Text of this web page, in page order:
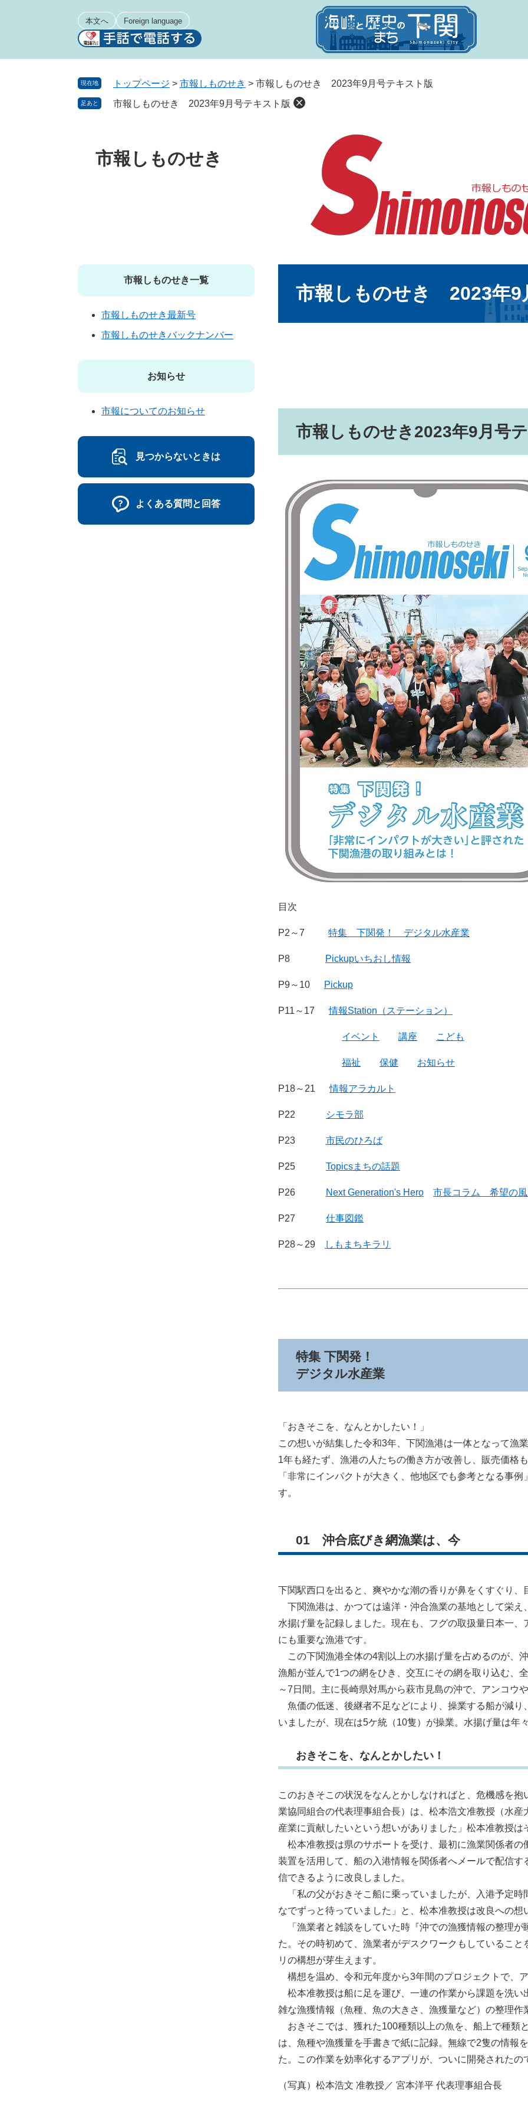
本文へ Foreign language
現在地 トップページ > 市報しものせき > 市報しものせき 2023年9月号テキスト版
足あと 市報しものせき 2023年9月号テキスト版
市報しものせき
市報しものせき 2023年9
市報しものせき2023年9月号
目次
P2～7 特集 下関発！ デジタル水産業
P8 Pickupいちおし情報
P9～10 Pickup
P11～17情報Station（ステーション）
イベント 講座 こども
福祉 保健 お知らせ
P18～21情報アラカルト
P22 シモラ部
P23 市民のひろば
P25 Topicsまちの話題
P26 Next Generation's Hero 市長コラム 希望の風
P27 仕事図鑑
P28～29 しもまちキラリ
特集 下関発！
デジタル水産業
「おきそこを、なんとかしたい！」
この想いが結集した令和3年、下関漁港は一体となって漁
1年も経たず、漁港の人たちの働き方が改善し、販売価格も
「非常にインパクトが大きく、他地区でも参考となる事
す。
01 沖合底びき網漁業は、今
下関駅西口を出ると、爽やかな潮の香りが鼻をくすぐり、
下関漁港は、かつては遠洋・沖合漁業の基地として栄え
水揚げ量を記録しました。現在も、フグの取扱量日本一
にも重要な漁港です。
この下関漁港全体の4割以上の水揚げ量を占めるのが、
漁船が並んで1つの網をひき、交互にその網を取り込む、
～7日間。主に長崎県対馬から萩市見島の沖で、アンコウ
魚価の低迷、後継者不足などにより、操業する船が減り
いましたが、現在は5ケ統（10隻）が操業。水揚げ量は年
おきそこを、なんとかしたい！
このおきそこの状況をなんとかしなければと、危機感を
業協同組合の代表理事組合長）は、松本浩文准教授（水
産業に貢献したいという想いがありました」松本准教授は
松本准教授は県のサポートを受け、最初に漁業関係者の
装置を活用して、船の入港情報を関係者へメールで配信
信できるように改良しました。
「私の父がおきそこ船に乗っていましたが、入港予定時
なでずっと待っていました」と、松本准教授は改良への想
「漁業者と雑談をしていた時『沖での漁獲情報の整理が
た。その時初めて、漁業者がデスクワークもしているこ
リの構想が芽生えます。
構想を温め、令和元年度から3年間のプロジェクトで、
松本准教授は船に足を運び、一連の作業から課題を洗い
雑な漁獲情報（魚種、魚の大きさ、漁獲量など）の整理作
おきそこでは、獲れた100種類以上の魚を、船上で種類
は、魚種や漁獲量を手書きで紙に記録。無線で2隻の情報
た。この作業を効率化するアプリが、ついに開発されたの
（写真）松本浩文 准教授／ 宮本洋平 代表理事組合長
市報しものせき一覧
市報しものせき最新号
市報しものせきバックナンバー
お知らせ
市報についてのお知らせ
見つからないときは
よくある質問と回答